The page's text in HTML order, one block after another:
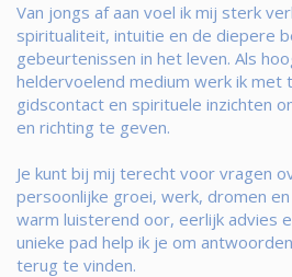
Van jongs af aan voel ik mij sterk
spiritualiteit, intuitie en de diepere
gebeurtenissen in het leven. Als
heldervoelend medium werk ik met
gidscontact en spirituele inzichten
en richting te geven.
Je kunt bij mij terecht voor vragen
persoonlijke groei, werk, dromen
warm luisterend oor, eerlijk advies
unieke pad help ik je om
terug te vinden.